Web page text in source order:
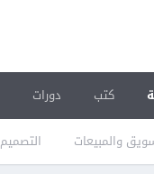
والمبيعات التصميم
كتب دورات